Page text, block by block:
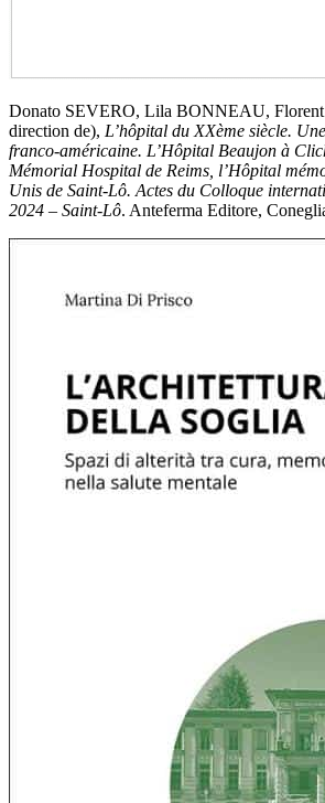
Donato SEVERO, Lila BONNEAU,
direction de), L’hôpital du XXème siècle.
franco-américaine. L’Hôpital Beaujon à
Mémorial Hospital de Reims, l’Hôpital
Unis de Saint-Lô. Actes du Colloque
2024 – Saint-Lô. Anteferma Editore,